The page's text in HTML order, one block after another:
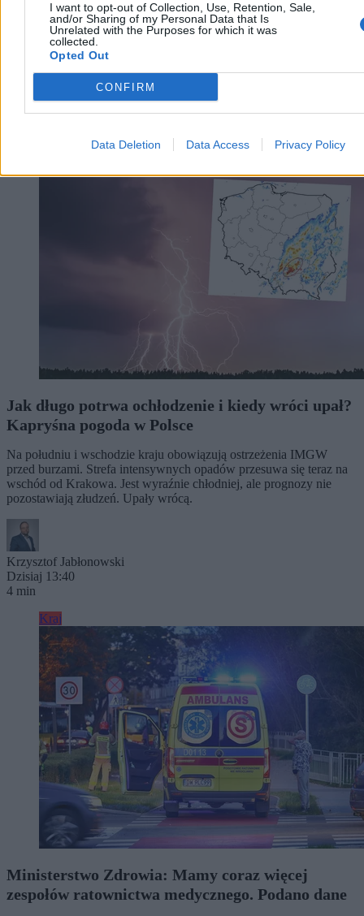
I want to opt-out of Collection, Use, Retention, Sale,
and/or Sharing of my Personal Data that Is
Unrelated with the Purposes for which it was
collected.
Opted Out
CONFIRM
Data Deletion Data Access Privacy Policy
Jak długo potrwa ochłodzenie i kiedy wróci upał?
Kapryśna pogoda w Polsce
Na południu i wschodzie kraju obowiązują ostrzeżenia IMGW
przed burzami. Strefa intensywnych opadów przesuwa się teraz na
wschód od Krakowa. Jest wyraźnie chłodniej, ale prognozy nie
pozostawiają złudzeń. Upały wrócą.
Krzysztof Jabłonowski
Dzisiaj 13:40
4 min
Kraj
Ministerstwo Zdrowia: Mamy coraz więcej
zespołów ratownictwa medycznego. Podano dane